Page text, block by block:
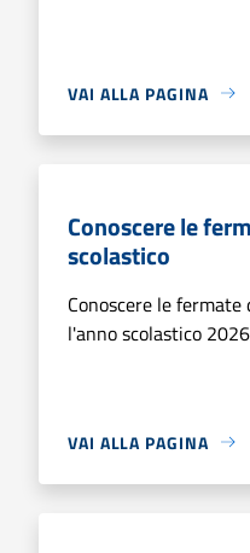
VAI ALLA PAGINA
Conoscere le
scolastico
Conoscere le
l'anno scolastico
VAI ALLA PAGINA